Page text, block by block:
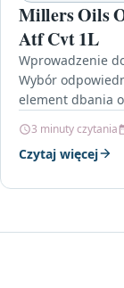
Millers Oils
Atf Cvt 1L
Wprowadzenie
Wybór
element dbania
3 minuty czytania
Czytaj więcej